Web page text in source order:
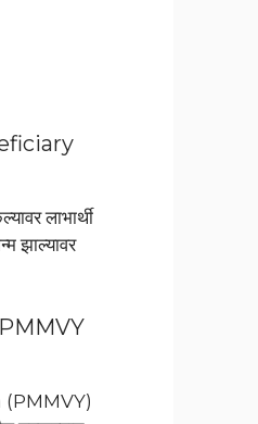
लाभार्थी
झाल्यावर
(PMMVY)